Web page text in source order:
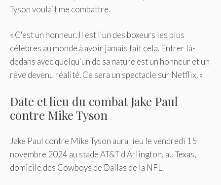
Tyson voulait me combattre.
« C'est un honneur. Il est l'un des boxeurs les plus
célèbres au monde à avoir jamais fait cela. Entrer là-
dedans avec quelqu'un de sa nature est un honneur et un
rêve devenu réalité. Ce sera un spectacle sur Netflix. »
Date et lieu du combat Jake Paul
contre Mike Tyson
Jake Paul contre Mike Tyson aura lieu le vendredi 15
novembre 2024 au stade AT&T d'Arlington, au Texas,
domicile des Cowboys de Dallas de la NFL.